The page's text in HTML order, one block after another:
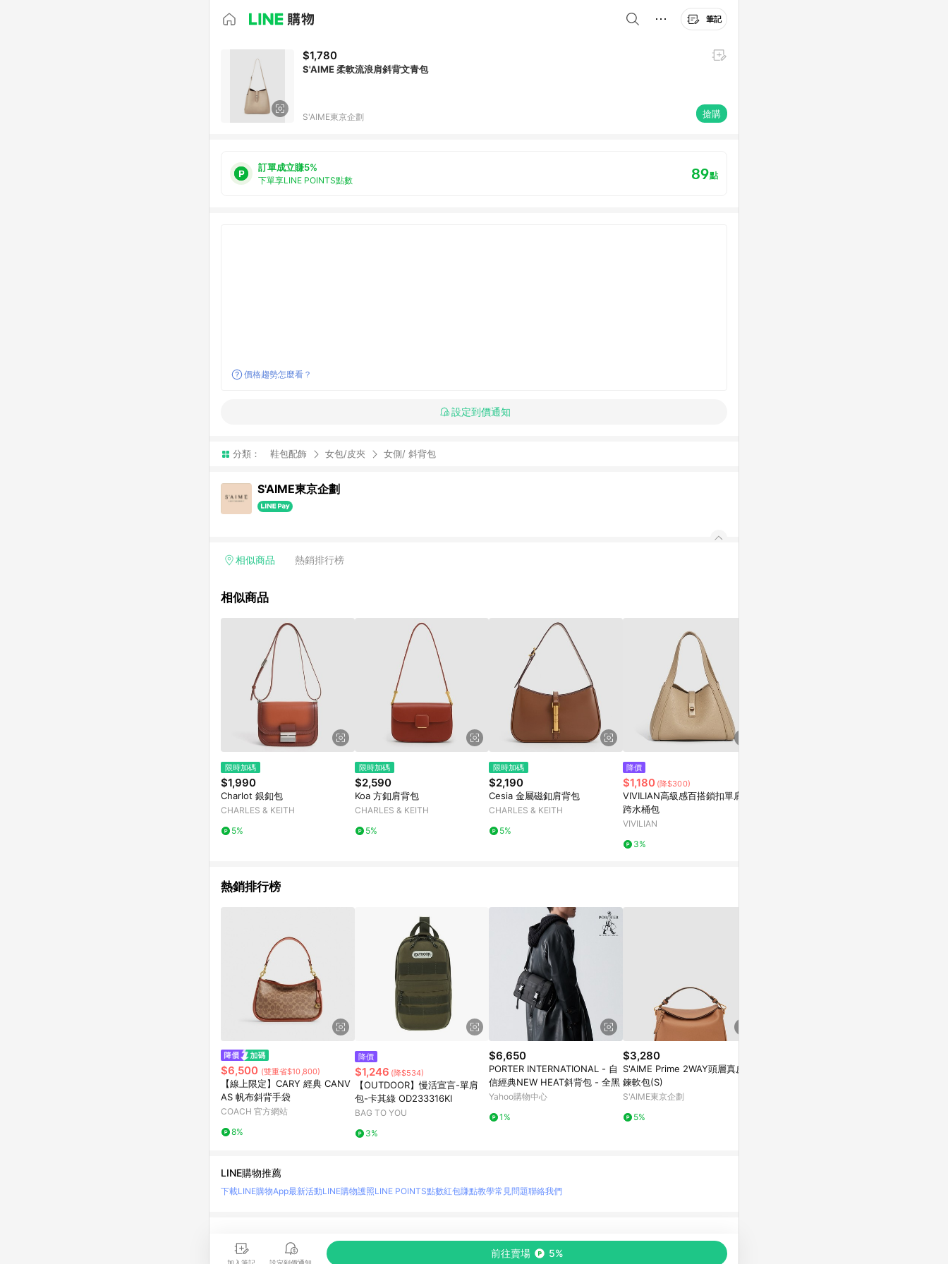
筆記
$1,780
S'AIME 柔軟流浪肩斜背文青包
S'AIME東京企劃 搶購
訂單成立賺5%
下單享LINE POINTS點數 89點
價格趨勢怎麼看？
設定到價通知
分類： 鞋包配飾 女包/皮夾 女側/ 斜背包
S'AIME東京企劃
相似商品 熱銷排行榜
相似商品
限時加碼
$1,990
Charlot 銀釦包
CHARLES & KEITH
5%
限時加碼
$2,590
Koa 方釦肩背包
CHARLES & KEITH
5%
限時加碼
$2,190
Cesia 金屬磁釦肩背包
CHARLES & KEITH
5%
降價
$1,180 (降$300)
VIVILIAN高級感百搭鎖扣單肩斜
跨水桶包
VIVILIAN
3%
熱銷排行榜
$6,500 (雙重省$10,800)
【線上限定】CARY 經典 CANV
AS 帆布斜背手袋
COACH 官方網站
8%
降價
$1,246 (降$534)
【OUTDOOR】慢活宣言-單肩
包-卡其綠 OD233316KI
BAG TO YOU
3%
$6,650
PORTER INTERNATIONAL - 自
信經典NEW HEAT斜背包 - 全黑
Yahoo購物中心
1%
$3,280
S'AIME Prime 2WAY頭層真皮拉
鍊軟包(S)
S'AIME東京企劃
5%
前往賣場 5%
LINE購物推薦
下載LINE購物App最新活動LINE購物護照LINE POINTS點數紅包賺點教學常見問題聯絡我們
LINE 購物是匯集購物情報與商品資訊的整合性平台，並依購物情報中的趨勢與風格做合作網路商家的延伸商品推薦，商品資料更新會有
時間差，請務必點擊商品至各合作網路商家，確認現售價與購物條件，一切資訊以合作廠商網頁為準。